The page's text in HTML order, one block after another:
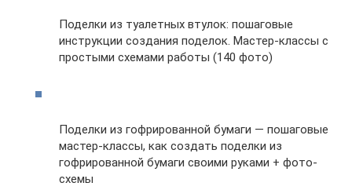
Поделки из туалетных втулок: пошаговые
инструкции создания поделок. Мастер-классы с
простыми схемами работы (140 фото)
Поделки из гофрированной бумаги — пошаговые
мастер-классы, как создать поделки из
гофрированной бумаги своими руками + фото-
схемы